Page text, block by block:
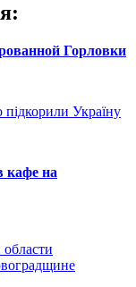
:
Горловки
підкорили Україну
кафе на